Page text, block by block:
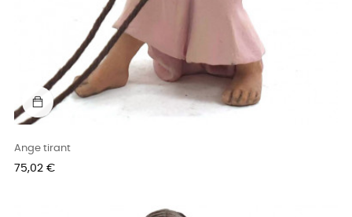
Ange tirant
Prix
75,02 €